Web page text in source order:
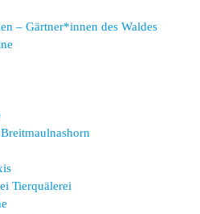
– Gärtner*innen des Waldes
Tierquälerei